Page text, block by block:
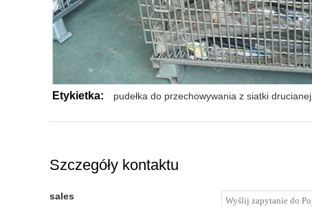
Etykietka: pudełka do przechowywania z siatki drucianej
Szczegóły kontaktu
sales